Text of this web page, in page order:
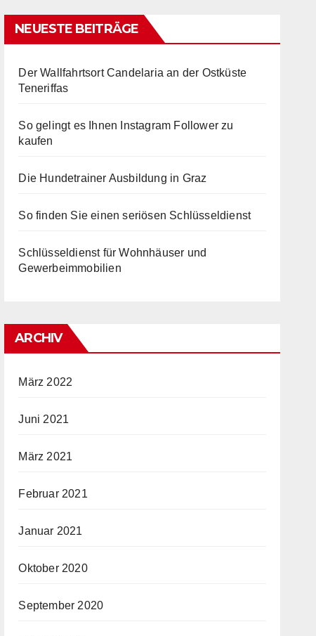
NEUESTE BEITRÄGE
Der Wallfahrtsort Candelaria an der Ostküste
Teneriffas
So gelingt es Ihnen Instagram Follower zu
kaufen
Die Hundetrainer Ausbildung in Graz
So finden Sie einen seriösen Schlüsseldienst
Schlüsseldienst für Wohnhäuser und
Gewerbeimmobilien
ARCHIV
März 2022
Juni 2021
März 2021
Februar 2021
Januar 2021
Oktober 2020
September 2020